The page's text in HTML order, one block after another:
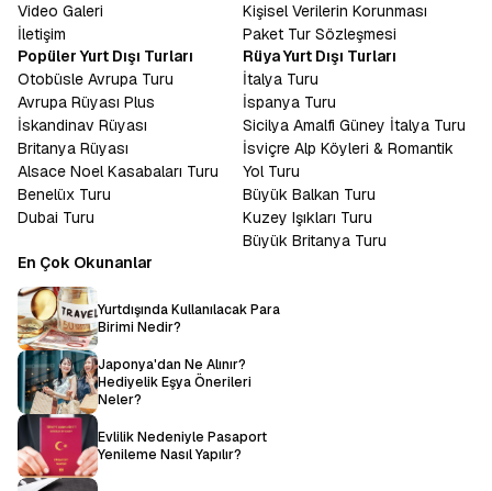
Video Galeri
İletişim
Kişisel Verilerin Korunması
Paket Tur Sözleşmesi
Popüler Yurt Dışı Turları
Otobüsle Avrupa Turu
Avrupa Rüyası Plus
İskandinav Rüyası
Britanya Rüyası
Alsace Noel Kasabaları Turu
Benelüx Turu
Dubai Turu
Rüya Yurt Dışı Turları
İtalya Turu
İspanya Turu
Sicilya Amalfi Güney İtalya Turu
İsviçre Alp Köyleri & Romantik
Yol Turu
Büyük Balkan Turu
Kuzey Işıkları Turu
Büyük Britanya Turu
En Çok Okunanlar
Yurtdışında Kullanılacak Para
Birimi Nedir?
Japonya'dan Ne Alınır?
Hediyelik Eşya Önerileri
Neler?
Evlilik Nedeniyle Pasaport
Yenileme Nasıl Yapılır?